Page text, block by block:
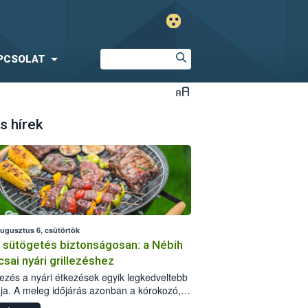
hírek
6, csütörtök
sütögetés biztonságosan: a Nébih
nyári grillezéshez
a nyári étkezések egyik legkedveltebb
A meleg időjárás azonban a kórokozó,
okozó baktériumok gyorsabb